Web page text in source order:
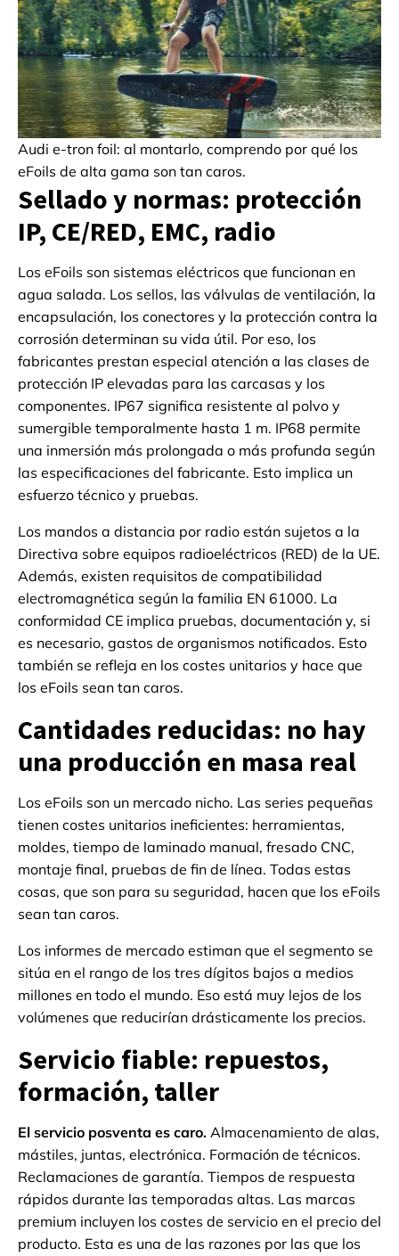
Audi e-tron foil: al montarlo, comprendo por qué los
eFoils de alta gama son tan caros.
Sellado y normas: protección
IP, CE/RED, EMC, radio
Los eFoils son sistemas eléctricos que funcionan en
agua salada. Los sellos, las válvulas de ventilación, la
encapsulación, los conectores y la protección contra la
corrosión determinan su vida útil. Por eso, los
fabricantes prestan especial atención a las clases de
protección IP elevadas para las carcasas y los
componentes. IP67 significa resistente al polvo y
sumergible temporalmente hasta 1 m. IP68 permite
una inmersión más prolongada o más profunda según
las especificaciones del fabricante. Esto implica un
esfuerzo técnico y pruebas.
Los mandos a distancia por radio están sujetos a la
Directiva sobre equipos radioeléctricos (RED) de la UE.
Además, existen requisitos de compatibilidad
electromagnética según la familia EN 61000. La
conformidad CE implica pruebas, documentación y, si
es necesario, gastos de organismos notificados. Esto
también se refleja en los costes unitarios y hace que
los eFoils sean tan caros.
Cantidades reducidas: no hay
una producción en masa real
Los eFoils son un mercado nicho. Las series pequeñas
tienen costes unitarios ineficientes: herramientas,
moldes, tiempo de laminado manual, fresado CNC,
montaje final, pruebas de fin de línea. Todas estas
cosas, que son para su seguridad, hacen que los eFoils
sean tan caros.
Los informes de mercado estiman que el segmento se
sitúa en el rango de los tres dígitos bajos a medios
millones en todo el mundo. Eso está muy lejos de los
volúmenes que reducirían drásticamente los precios.
Servicio fiable: repuestos,
formación, taller
El servicio posventa es caro. Almacenamiento de alas,
mástiles, juntas, electrónica. Formación de técnicos.
Reclamaciones de garantía. Tiempos de respuesta
rápidos durante las temporadas altas. Las marcas
premium incluyen los costes de servicio en el precio del
producto. Esta es una de las razones por las que los